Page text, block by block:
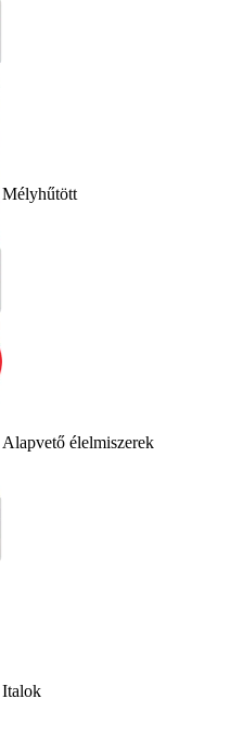
Mélyhűtött
Alapvető élelmiszerek
Italok